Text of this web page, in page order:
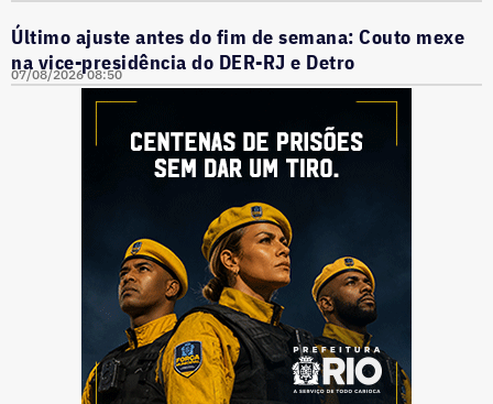
Último ajuste antes do fim de semana: Couto mexe
na vice-presidência do DER-RJ e Detro
07/08/2026 08:50